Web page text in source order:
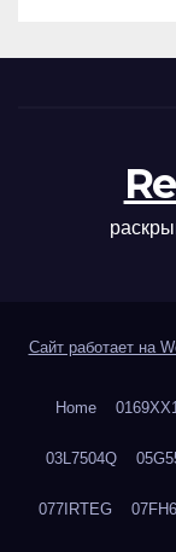
Сайт работает на
Home
03L7504Q
077IRTEG